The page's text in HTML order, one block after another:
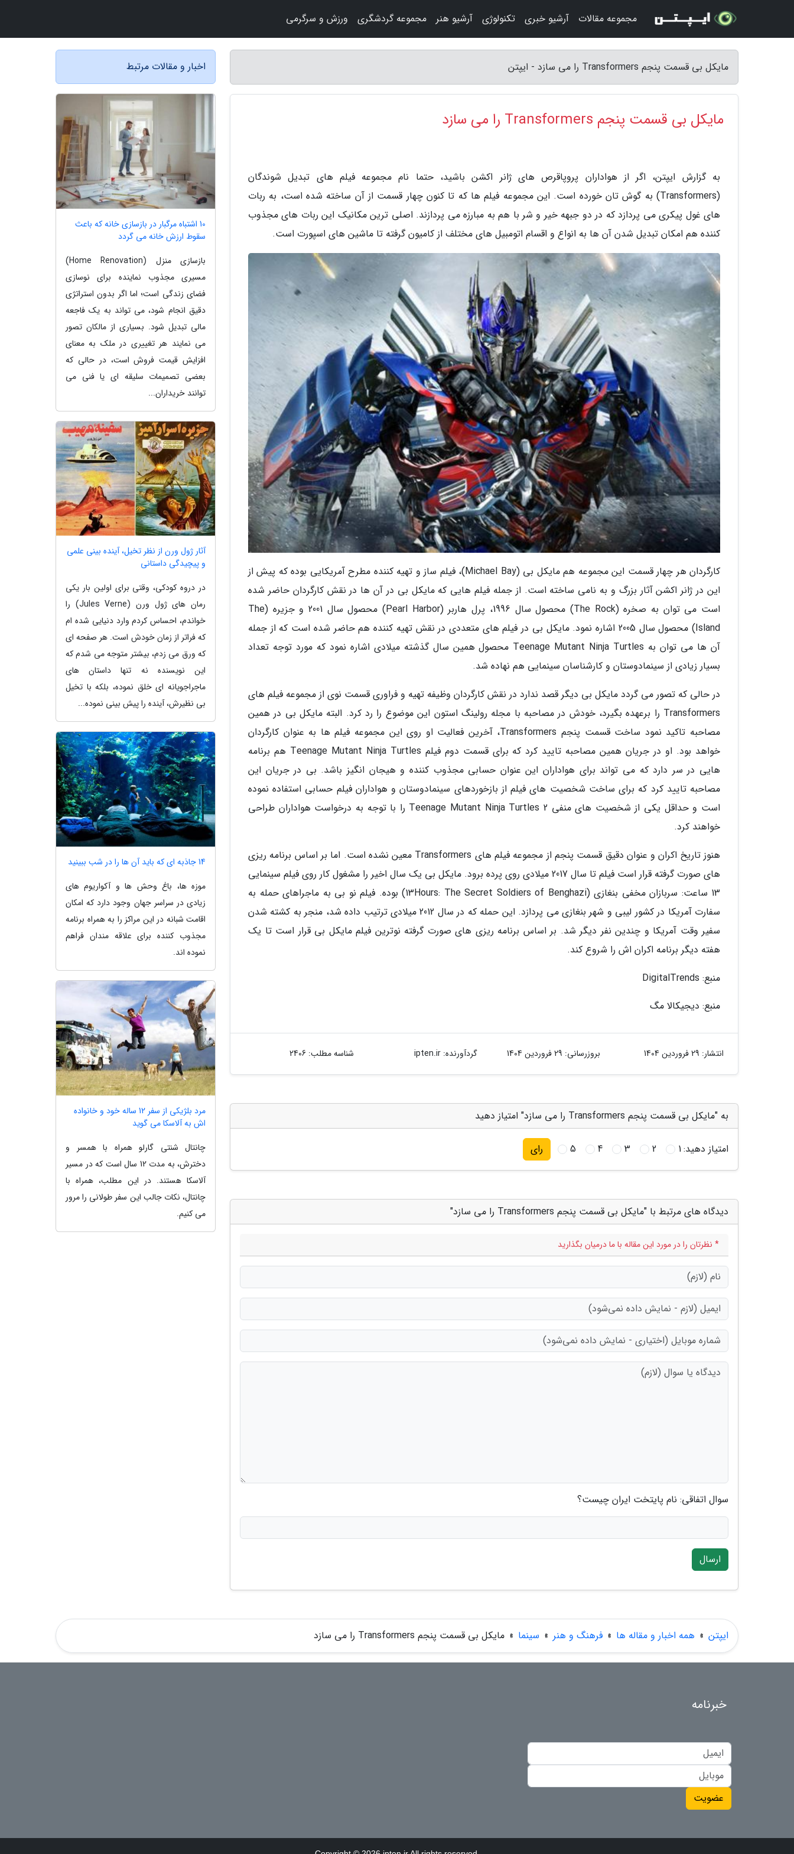
مایکل بی قسمت پنجم Transformers را می سازد - ایپتن
مایکل بی قسمت پنجم Transformers را می سازد
به گزارش ایپتن، اگر از هواداران پروپاقرص های ژانر اکشن باشید، حتما نام مجموعه فیلم های تبدیل شوندگان
(Transformers) به گوش تان خورده است. این مجموعه فیلم ها که تا کنون چهار قسمت از آن ساخته شده است، به ربات
های غول پیکری می پردازد که در دو جبهه خیر و شر با هم به مبارزه می پردازند. اصلی ترین مکانیک این ربات های مجذوب
کننده هم امکان تبدیل شدن آن ها به انواع و اقسام اتومبیل های مختلف از کامیون گرفته تا ماشین های اسپورت است.
کارگردان هر چهار قسمت این مجموعه هم مایکل بی (Michael Bay)، فیلم ساز و تهیه کننده مطرح آمریکایی بوده که پیش از
این در ژانر اکشن آثار بزرگ و به نامی ساخته است. از جمله فیلم هایی که مایکل بی در آن ها در نقش کارگردان حاضر شده
است می توان به صخره (The Rock) محصول سال 1996، پرل هاربر (Pearl Harbor) محصول سال 2001 و جزیره (The
Island) محصول سال 2005 اشاره نمود. مایکل بی در فیلم های متعددی در نقش تهیه کننده هم حاضر شده است که از جمله
آن ها می توان به Teenage Mutant Ninja Turtles محصول همین سال گذشته میلادی اشاره نمود که مورد توجه تعداد
بسیار زیادی از سینمادوستان و کارشناسان سینمایی هم نهاده شد.
در حالی که تصور می گردد مایکل بی دیگر قصد ندارد در نقش کارگردان وظیفه تهیه و فراوری قسمت نوی از مجموعه فیلم های
Transformers را برعهده بگیرد، خودش در مصاحبه با مجله رولینگ استون این موضوع را رد کرد. البته مایکل بی در همین
مصاحبه تاکید نمود ساخت قسمت پنجم Transformers، آخرین فعالیت او روی این مجموعه فیلم ها به عنوان کارگردان
خواهد بود. او در جریان همین مصاحبه تایید کرد که برای قسمت دوم فیلم Teenage Mutant Ninja Turtles هم برنامه
هایی در سر دارد که می تواند برای هواداران این عنوان حسابی مجذوب کننده و هیجان انگیز باشد. بی در جریان این
مصاحبه تایید کرد که برای ساخت شخصیت های فیلم از بازخوردهای سینمادوستان و هواداران فیلم حسابی استفاده نموده
است و حداقل یکی از شخصیت های منفی Teenage Mutant Ninja Turtles 2 را با توجه به درخواست هواداران طراحی
خواهند کرد.
هنوز تاریخ اکران و عنوان دقیق قسمت پنجم از مجموعه فیلم های Transformers معین نشده است. اما بر اساس برنامه ریزی
های صورت گرفته قرار است فیلم تا سال 2017 میلادی روی پرده برود. مایکل بی یک سال اخیر را مشغول کار روی فیلم سینمایی
13 ساعت: سربازان مخفی بنغازی (13Hours: The Secret Soldiers of Benghazi) بوده. فیلم نو بی به ماجراهای حمله به
سفارت آمریکا در کشور لیبی و شهر بنغازی می پردازد. این حمله که در سال 2012 میلادی ترتیب داده شد، منجر به کشته شدن
سفیر وقت آمریکا و چندین نفر دیگر شد. بر اساس برنامه ریزی های صورت گرفته نوترین فیلم مایکل بی قرار است تا یک
هفته دیگر برنامه اکران اش را شروع کند.
منبع: DigitalTrends
منبع: دیجیکالا مگ
انتشار: 29 فروردین 1404 بروزرسانی: 29 فروردین 1404 گردآورنده:ipten.ir شناسه مطلب: 2406
به "مایکل بی قسمت پنجم Transformers را می سازد" امتیاز دهید
امتیاز دهید:1
2
3
4
5 رای
دیدگاه های مرتبط با "مایکل بی قسمت پنجم Transformers را می سازد"
* نظرتان را در مورد این مقاله با ما درمیان بگذارید
سوال اتفاقی: نام پایتخت ایران چیست؟
ارسال
اخبار و مقالات مرتبط
10 اشتباه مرگبار در بازسازی خانه که باعث
سقوط ارزش خانه می گردد
بازسازی منزل (Home Renovation)
مسیری مجذوب نماینده برای نوسازی
فضای زندگی است؛ اما اگر بدون استراتژی
دقیق انجام شود، می تواند به یک فاجعه
مالی تبدیل شود. بسیاری از مالکان تصور
می نمایند هر تغییری در ملک به معنای
افزایش قیمت فروش است، در حالی که
بعضی تصمیمات سلیقه ای یا فنی می
توانند خریداران...
آثار ژول ورن از نظر تخیل، آینده بینی علمی
و پیچیدگی داستانی
در دروه کودکی، وقتی برای اولین بار یکی
رمان های ژول ورن (Jules Verne) را
خواندم، احساس کردم وارد دنیایی شده ام
که فراتر از زمان خودش است. هر صفحه ای
که ورق می زدم، بیشتر متوجه می شدم که
این نویسنده نه تنها داستان های
ماجراجویانه ای خلق نموده، بلکه با تخیل
بی نظیرش، آینده را پیش بینی نموده...
14 جاذبه ای که باید آن ها را در شب ببینید
موزه ها، باغ وحش ها و آکواریوم های
زیادی در سراسر جهان وجود دارد که امکان
اقامت شبانه در این مراکز را به همراه برنامه
مجذوب کننده برای علاقه مندان فراهم
نموده اند.
مرد بلژیکی از سفر 12 ساله خود و خانواده
اش به آلاسکا می گوید
چانتال شنتی گارلو همراه با همسر و
دخترش، به مدت 12 سال است که در مسیر
آلاسکا هستند. در این مطلب، همراه با
چانتال، نکات جالب این سفر طولانی را مرور
می کنیم.
ایپتن » همه اخبار و مقاله ها » فرهنگ و هنر » سینما » مایکل بی قسمت پنجم Transformers را می سازد
مجموعه مقالات آرشیو خبری تکنولوژی آرشیو هنر مجموعه گردشگری ورزش و سرگرمی
خبرنامه
عضویت